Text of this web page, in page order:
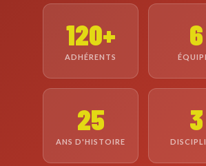
120+
ADHÉRENTS
6
25
ANS D'HISTOIRE
3